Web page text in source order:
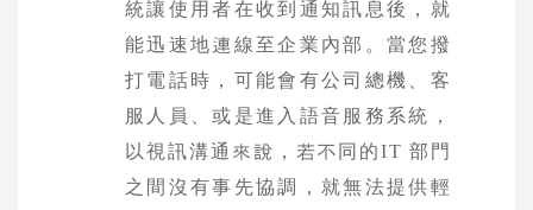
統讓使用者在收到通知訊息後，就
能迅速地連線至企業內部。當您撥
打電話時， 可能會有公司總機、客
服人員、或是進入語音服務系統，
以視訊溝通來說，若不同的IT 部門
之間沒有事 先協調，就無法提供輕